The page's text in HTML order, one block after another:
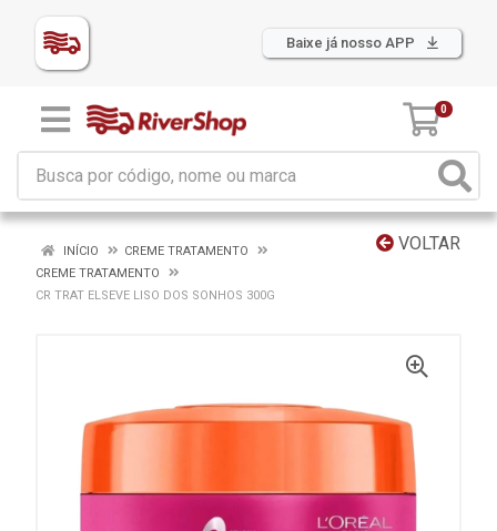
Baixe já nosso APP
0
VOLTAR
INÍCIO
CREME TRATAMENTO
CREME TRATAMENTO
CR TRAT ELSEVE LISO DOS SONHOS 300G